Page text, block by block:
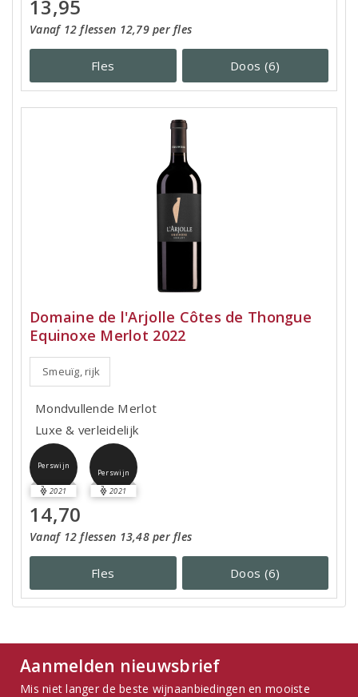
13,95
Vanaf 12 flessen 12,79 per fles
Fles Doos (6)
Domaine de l'Arjolle Côtes de Thongue
Equinoxe Merlot 2022
Smeuïg, rijk
Mondvullende Merlot
Luxe & verleidelijk
Perswijn
2021
Perswijn
2021
14,70
Vanaf 12 flessen 13,48 per fles
Fles Doos (6)
Aanmelden nieuwsbrief
Mis niet langer de beste wijnaanbiedingen en mooiste